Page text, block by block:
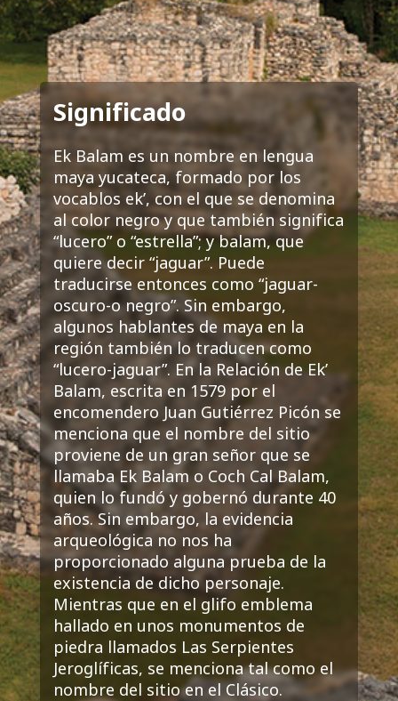
Significado
Ek Balam es un nombre en lengua
maya yucateca, formado por los
vocablos ek’, con el que se denomina
al color negro y que también significa
“lucero” o “estrella”; y balam, que
quiere decir “jaguar”. Puede
traducirse entonces como “jaguar-
oscuro-o negro”. Sin embargo,
algunos hablantes de maya en la
región también lo traducen como
“lucero-jaguar”. En la Relación de Ek’
Balam, escrita en 1579 por el
encomendero Juan Gutiérrez Picón se
menciona que el nombre del sitio
proviene de un gran señor que se
llamaba Ek Balam o Coch Cal Balam,
quien lo fundó y gobernó durante 40
años. Sin embargo, la evidencia
arqueológica no nos ha
proporcionado alguna prueba de la
existencia de dicho personaje.
Mientras que en el glifo emblema
hallado en unos monumentos de
piedra llamados Las Serpientes
Jeroglíficas, se menciona tal como el
nombre del sitio en el Clásico.